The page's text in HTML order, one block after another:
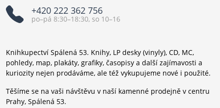
+420 222 362 756
po–pá 8:30–18:30, so 10–16
Knihkupectví Spálená 53. Knihy, LP desky (vinyly), CD, MC,
pohledy, map, plakáty, grafiky, časopisy a další zajímavosti a
kuriozity nejen prodáváme, ale též vykupujeme nové i použité.
Těšíme se na vaši návštěvu v naší kamenné prodejně v centru
Prahy, Spálená 53.